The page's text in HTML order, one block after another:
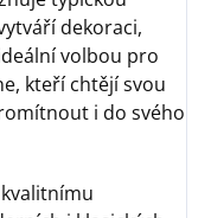
dekoraci,
volbou pro
kteří chtějí svou
i do svého